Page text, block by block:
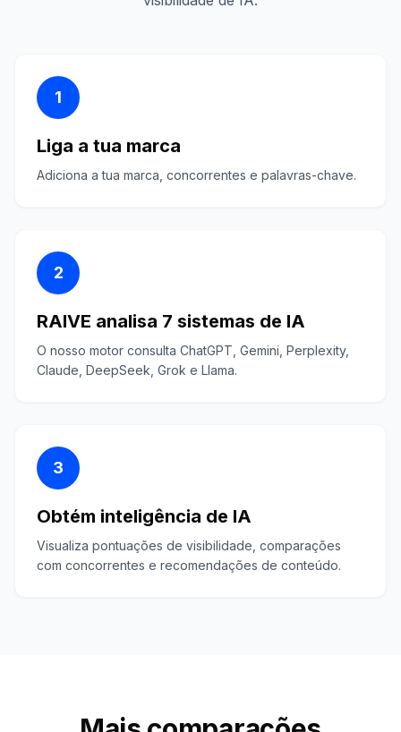
1
Liga a tua marca
Adiciona a tua marca, concorrentes e palavras-chave.
2
RAIVE analisa 7 sistemas de IA
O nosso motor consulta ChatGPT, Gemini, Perplexity,
Claude, DeepSeek, Grok e Llama.
3
Obtém inteligência de IA
Visualiza pontuações de visibilidade, comparações
com concorrentes e recomendações de conteúdo.